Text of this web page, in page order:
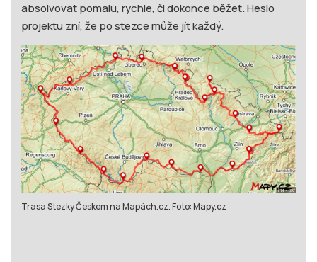
absolvovat pomalu, rychle, či dokonce běžet. Heslo
projektu zní, že po stezce může jít každý.
Trasa Stezky Českem na Mapách.cz. Foto: Mapy.cz